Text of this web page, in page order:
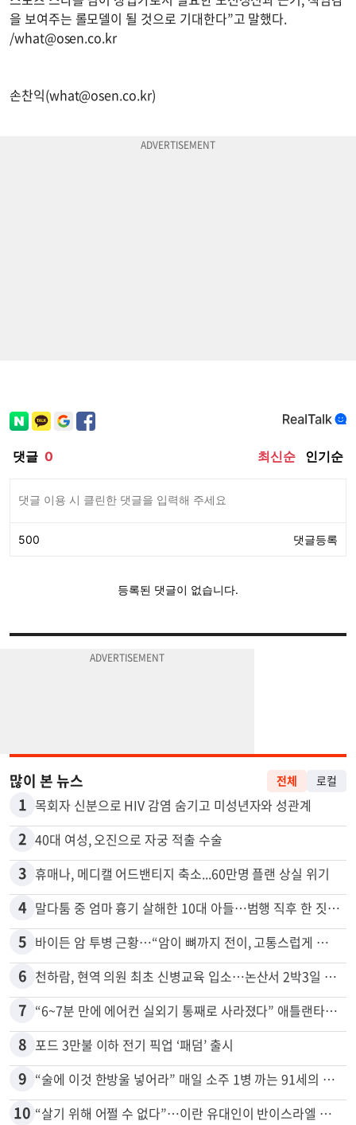
을 보여주는 롤모델이 될 것으로 기대한다”고 말했다.
/what@osen.co.kr
손찬익(what@osen.co.kr)
많이 본 뉴스 전체 로컬
1 목회자 신분으로 HIV 감염 숨기고 미성년자와 성관계
2 40대 여성, 오진으로 자궁 적출 수술
3 휴매나, 메디캘 어드밴티지 축소...60만명 플랜 상실 위기
4 말다툼 중 엄마 흉기 살해한 10대 아들…범행 직후 한 짓 충격
5 바이든 암 투병 근황…“암이 뼈까지 전이, 고통스럽게 투병 중”
6 천하람, 현역 의원 최초 신병교육 입소…논산서 2박3일 생활
7 “6~7분 만에 에어컨 실외기 통째로 사라졌다” 애틀랜타서 실외기 도난 급증
8 포드 3만불 이하 전기 픽업 ‘패덤’ 출시
9 “술에 이것 한방울 넣어라” 매일 소주 1병 까는 91세의 철칙
10 “살기 위해 어쩔 수 없다”…이란 유대인이 반이스라엘 외치는 까닭